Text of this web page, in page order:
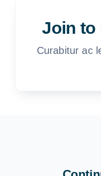
Join to
Curabitur ac